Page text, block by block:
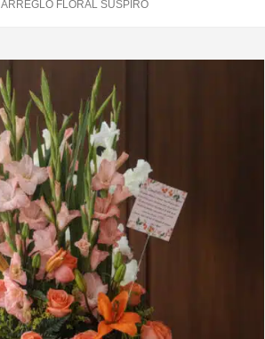
ARREGLO FLORAL SUSPIRO